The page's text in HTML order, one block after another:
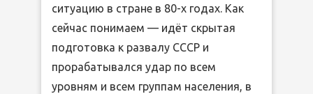
ситуацию в стране в 80-х годах. Как
сейчас понимаем — идёт скрытая
подготовка к развалу СССР и
прорабатывался удар по всем
уровням и всем группам населения, в